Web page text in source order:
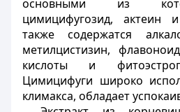
основными из
цимицифугозид, актеин
также содержатся
метилцистизин,
кислоты и
Цимицифуги широко
климакса, обладает